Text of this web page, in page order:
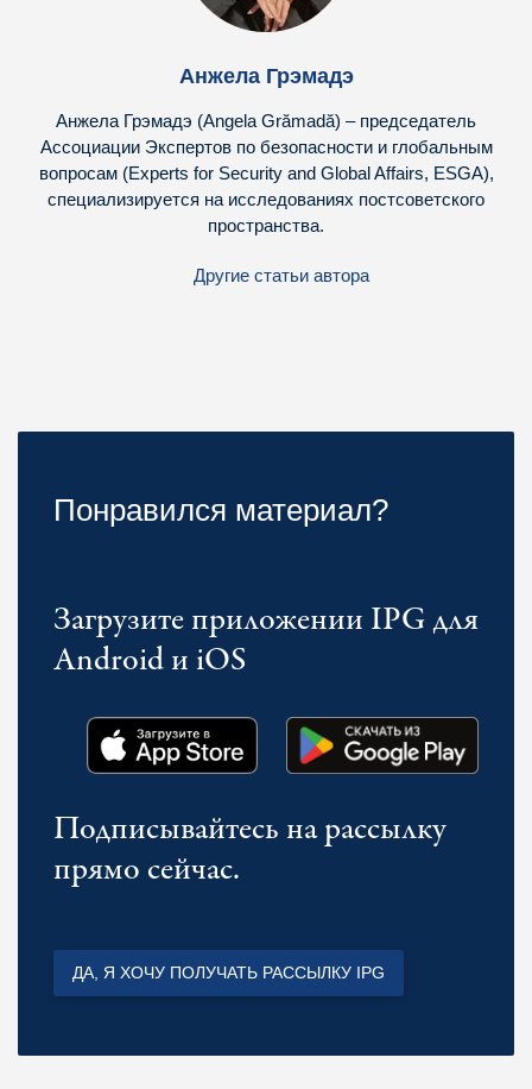
Анжела Грэмадэ
Анжела Грэмадэ (Angela Grămadă) – председатель
Ассоциации Экспертов по безопасности и глобальным
вопросам (Experts for Security and Global Affairs, ESGA),
специализируется на исследованиях постсоветского
пространства.
Другие статьи автора
Понравился материал?
Загрузите приложении IPG для
Android и iOS
Подписывайтесь на рассылку
прямо сейчас.
ДА, Я ХОЧУ ПОЛУЧАТЬ РАССЫЛКУ IPG